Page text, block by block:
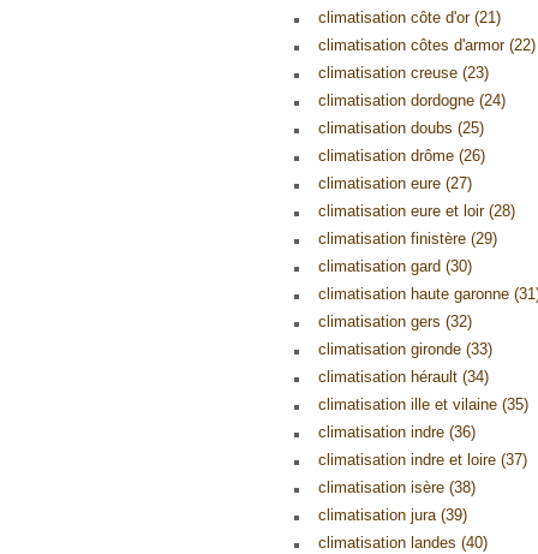
climatisation côte d'or (21)
climatisation côtes d'armor (22)
climatisation creuse (23)
climatisation dordogne (24)
climatisation doubs (25)
climatisation drôme (26)
climatisation eure (27)
climatisation eure et loir (28)
climatisation finistère (29)
climatisation gard (30)
climatisation haute garonne
climatisation gers (32)
climatisation gironde (33)
climatisation hérault (34)
climatisation ille et vilaine (35)
climatisation indre (36)
climatisation indre et loire (37)
climatisation isère (38)
climatisation jura (39)
climatisation landes (40)